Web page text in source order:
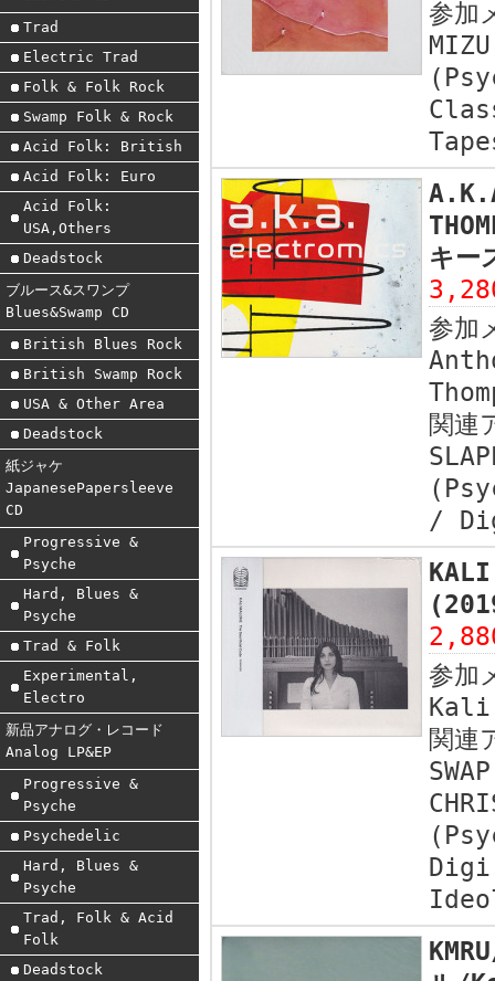
Trad
Electric Trad
Folk & Folk Rock
Swamp Folk & Rock
Acid Folk: British
Acid Folk: Euro
Acid Folk:
USA,Others
Deadstock
ブルース&スワンプ
Blues&Swamp CD
British Blues Rock
British Swamp Rock
USA & Other Area
Deadstock
紙ジャケ
JapanesePapersleeve
CD
Progressive &
Psyche
Hard, Blues &
Psyche
Trad & Folk
Experimental,
Electro
新品アナログ・レコード
Analog LP&EP
Progressive &
Psyche
Psychedelic
Hard, Blues &
Psyche
Trad, Folk & Acid
Folk
Deadstock
参加
キー
参加
関連
/
参加
Kali
関連